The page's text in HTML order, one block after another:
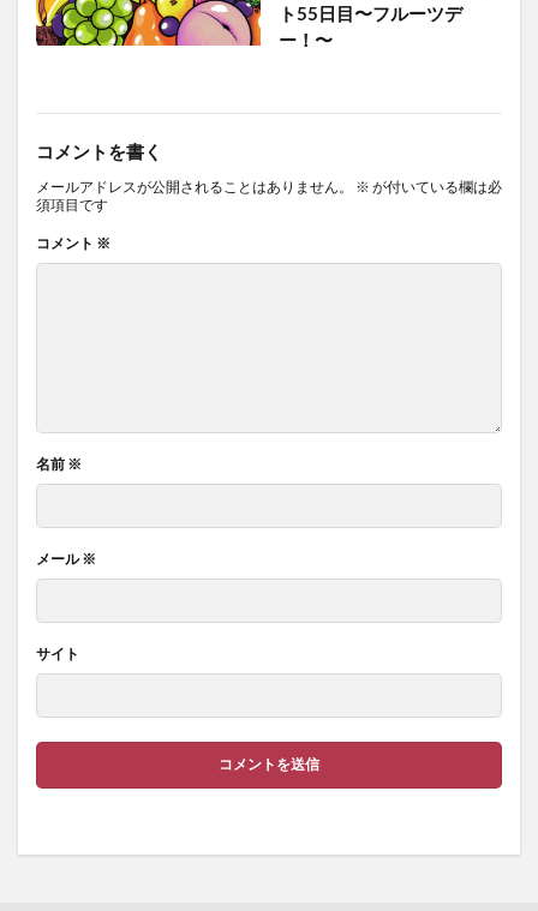
ト55日目〜フルーツデ
ー！〜
コメントを書く
メールアドレスが公開されることはありません。 ※ が付いている欄は必
須項目です
コメント ※
名前 ※
メール※
サイト